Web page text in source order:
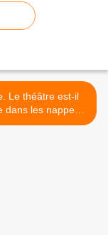
Le théâtre est-il
dans les nappes
huileuses de la vidéo ? >